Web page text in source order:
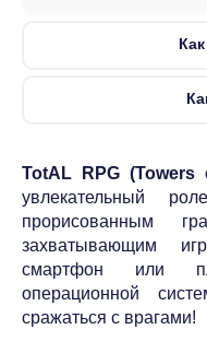
TotAL RPG
увлекательный
прорисованным
захватывающим
смартфон или
операционной
сражаться с врагами!